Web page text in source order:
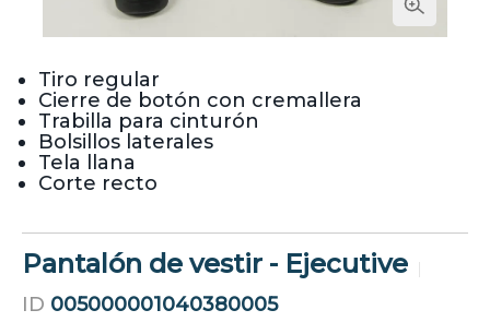
Tiro regular
Cierre de botón con cremallera
Trabilla para cinturón
Bolsillos laterales
Tela llana
Corte recto
Pantalón de vestir - Ejecutive
ID 005000001040380005